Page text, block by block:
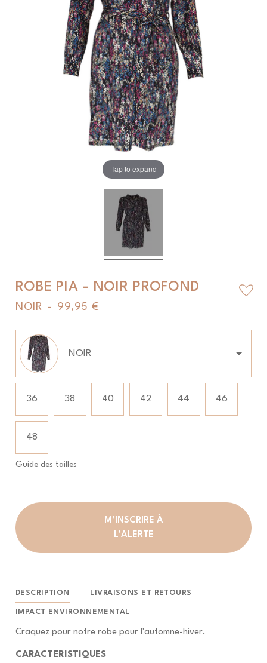
Tap to expand
ROBE PIA - NOIR PROFOND favorite_border
NOIR - 99,95 €
Couleur
NOIR
36
38 40 42 44 46
48
Guide des tailles
M’INSCRIRE À
L’ALERTE
DESCRIPTION LIVRAISONS ET RETOURS
IMPACT ENVIRONNEMENTAL
Craquez pour notre robe pour l'automne-hiver.
CARACTERISTIQUES